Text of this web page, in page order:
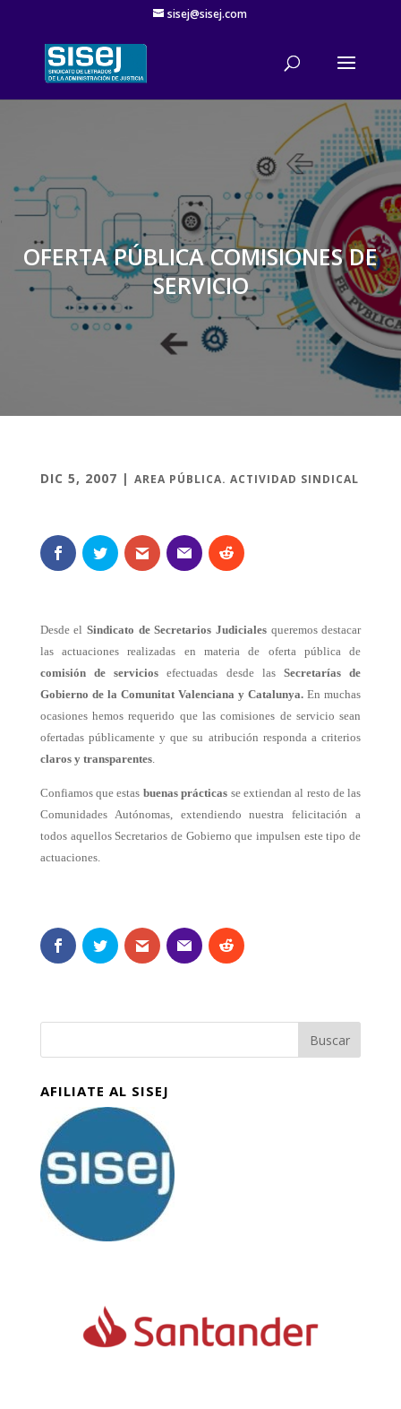
sisej@sisej.com
'
OFERTA PÚBLICA COMISIONES DE
SERVICIO
DIC 5, 2007 | AREA PÚBLICA. ACTIVIDAD SINDICAL
Desde elSindicato de Secretarios Judicialesqueremos destacar
las actuaciones realizadas en materia de oferta pública de
comisión de servicios efectuadas desde lasSecretarías de
Gobierno de la Comunitat Valenciana y Catalunya. En muchas
ocasiones hemos requerido que las comisiones de servicio sean
ofertadas públicamente y que su atribución responda a criterios
claros y transparentes.
Confiamos que estas buenas prácticas se extiendan al resto de las
Comunidades Autónomas, extendiendo nuestra felicitación a
todos aquellos Secretarios de Gobierno que impulsen este tipo de
actuaciones.
AFILIATE AL SISEJ